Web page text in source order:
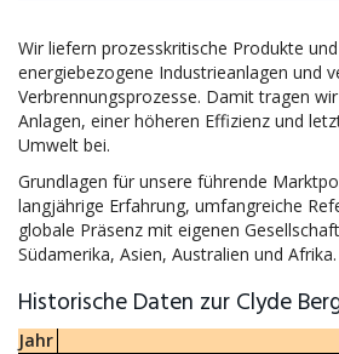
Wir liefern prozesskritische Produkte
energiebezogene Industrieanlagen und
Verbrennungsprozesse. Damit tragen
Anlagen, einer höheren Effizienz und
Umwelt bei.
Grundlagen für unsere führende
langjährige Erfahrung, umfangreiche
globale Präsenz mit eigenen
Südamerika, Asien, Australien und Afrika.
Historische Daten zur Clyde
Jahr